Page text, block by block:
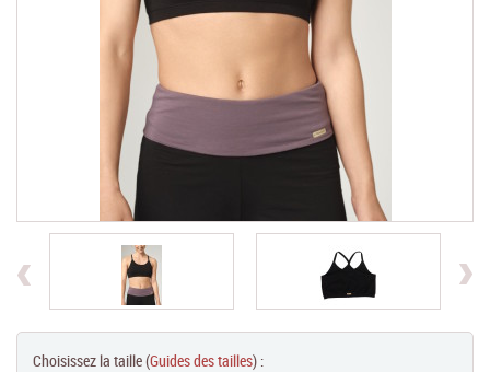
Choisissez la taille (Guides des tailles) :